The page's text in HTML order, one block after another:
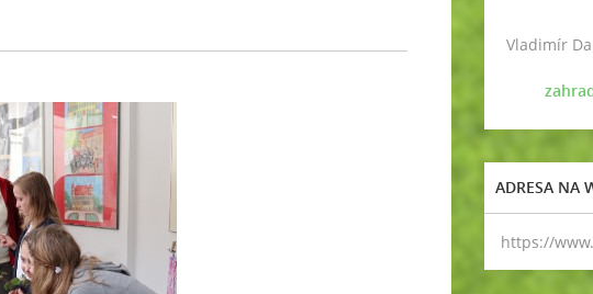
Vladimír
ADRESA NA
https://